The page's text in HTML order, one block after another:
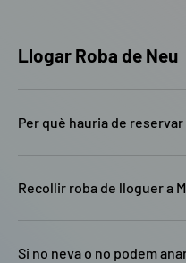
Llogar Roba de Neu
Per què hauria de
Recollir roba de lloguer a
Si no neva o no podem